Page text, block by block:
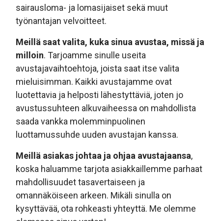
sairausloma- ja lomasijaiset sekä muut
työnantajan velvoitteet.
Meillä saat valita, kuka sinua avustaa, missä ja
milloin. Tarjoamme sinulle useita
avustajavaihtoehtoja, joista saat itse valita
mieluisimman. Kaikki avustajamme ovat
luotettavia ja helposti lähestyttäviä, joten jo
avustussuhteen alkuvaiheessa on mahdollista
saada vankka molemminpuolinen
luottamussuhde uuden avustajan kanssa.
Meillä asiakas johtaa ja ohjaa avustajaansa,
koska haluamme tarjota asiakkaillemme parhaat
mahdollisuudet tasavertaiseen ja
omannäköiseen arkeen. Mikäli sinulla on
kysyttävää, ota rohkeasti yhteyttä. Me olemme